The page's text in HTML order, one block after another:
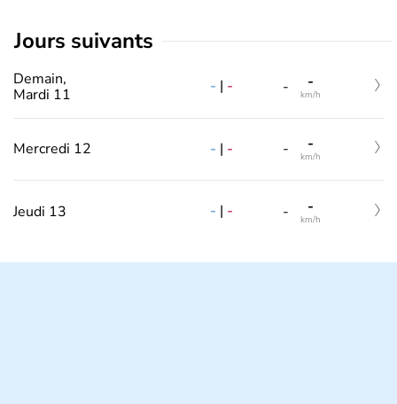
jours suivants
Demain,
Mardi 11
- | - - -
km/h
Mercredi 12 - | - - -
km/h
Jeudi 13 - | - - -
km/h